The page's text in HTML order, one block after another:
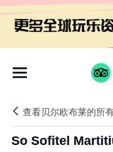
查看贝尔欧布莱的所
So Sofitel